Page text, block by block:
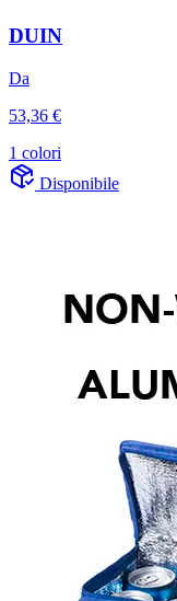
DUIN
Da
53,36 €
1 colori
Disponibile